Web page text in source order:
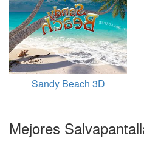
Sandy Beach 3D
Mejores